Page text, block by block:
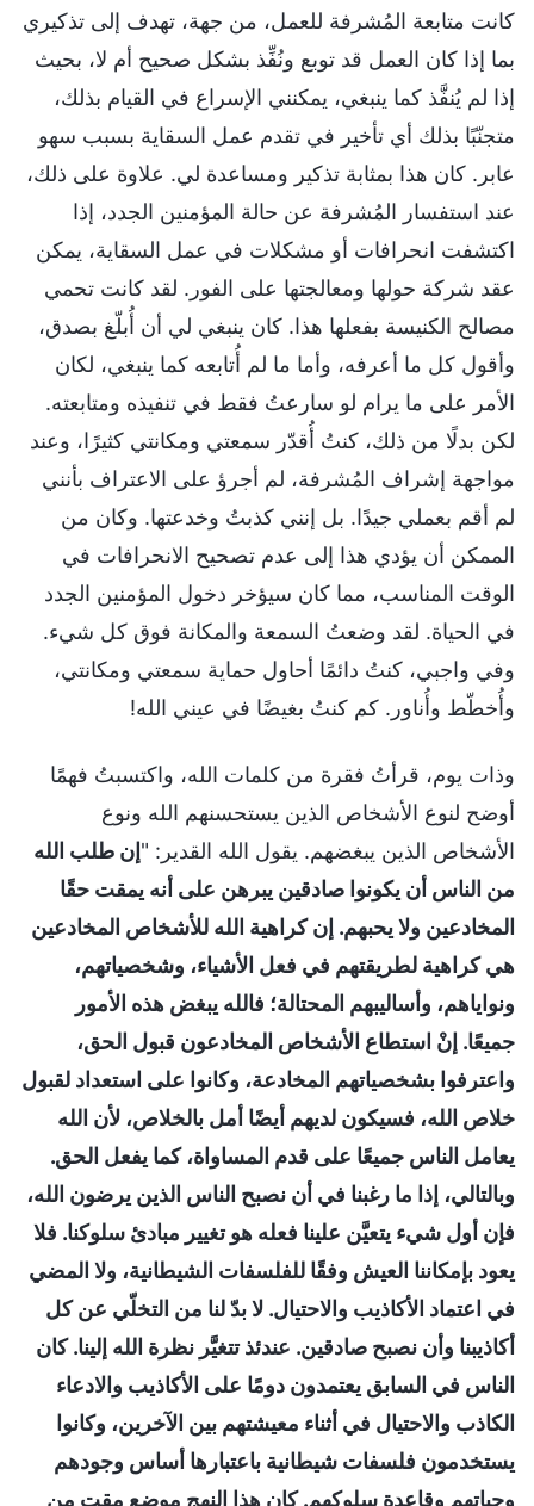
كانت متابعة المُشرفة للعمل، من جهة، تهدف إلى تذكيري
بما إذا كان العمل قد توبع ونُفِّذ بشكل صحيح أم لا، بحيث
إذا لم يُنفَّذ كما ينبغي، يمكنني الإسراع في القيام بذلك،
متجنّبًا بذلك أي تأخير في تقدم عمل السقاية بسبب سهو
عابر. كان هذا بمثابة تذكير ومساعدة لي. علاوة على ذلك،
عند استفسار المُشرفة عن حالة المؤمنين الجدد، إذا
اكتشفت انحرافات أو مشكلات في عمل السقاية، يمكن
عقد شركة حولها ومعالجتها على الفور. لقد كانت تحمي
مصالح الكنيسة بفعلها هذا. كان ينبغي لي أن أُبلّغ بصدق،
وأقول كل ما أعرفه، وأما ما لم أُتابعه كما ينبغي، لكان
الأمر على ما يرام لو سارعتُ فقط في تنفيذه ومتابعته.
لكن بدلًا من ذلك، كنتُ أُقدّر سمعتي ومكانتي كثيرًا، وعند
مواجهة إشراف المُشرفة، لم أجرؤ على الاعتراف بأنني
لم أقم بعملي جيدًا. بل إنني كذبتُ وخدعتها. وكان من
الممكن أن يؤدي هذا إلى عدم تصحيح الانحرافات في
الوقت المناسب، مما كان سيؤخر دخول المؤمنين الجدد
في الحياة. لقد وضعتُ السمعة والمكانة فوق كل شيء.
وفي واجبي، كنتُ دائمًا أحاول حماية سمعتي ومكانتي،
وأُخطّط وأُناور. كم كنتُ بغيضًا في عيني الله!
وذات يوم، قرأتُ فقرة من كلمات الله، واكتسبتُ فهمًا
أوضح لنوع الأشخاص الذين يستحسنهم الله ونوع
الأشخاص الذين يبغضهم. يقول الله القدير: "إن طلب الله
من الناس أن يكونوا صادقين يبرهن على أنه يمقت حقًا
المخادعين ولا يحبهم. إن كراهية الله للأشخاص المخادعين
هي كراهية لطريقتهم في فعل الأشياء، وشخصياتهم،
ونواياهم، وأساليبهم المحتالة؛ فالله يبغض هذه الأمور
جميعًا. إنْ استطاع الأشخاص المخادعون قبول الحق،
واعترفوا بشخصياتهم المخادعة، وكانوا على استعداد لقبول
خلاص الله، فسيكون لديهم أيضًا أمل بالخلاص، لأن الله
يعامل الناس جميعًا على قدم المساواة، كما يفعل الحق.
وبالتالي، إذا ما رغبنا في أن نصبح الناس الذين يرضون الله،
فإن أول شيء يتعيَّن علينا فعله هو تغيير مبادئ سلوكنا. فلا
يعود بإمكاننا العيش وفقًا للفلسفات الشيطانية، ولا المضي
في اعتماد الأكاذيب والاحتيال. لا بدّ لنا من التخلّي عن كل
أكاذيبنا وأن نصبح صادقين. عندئذ تتغيَّر نظرة الله إلينا. كان
الناس في السابق يعتمدون دومًا على الأكاذيب والادعاء
الكاذب والاحتيال في أثناء معيشتهم بين الآخرين، وكانوا
يستخدمون فلسفات شيطانية باعتبارها أساس وجودهم
وحياتهم وقاعدة سلوكهم. كان هذا النهج موضع مقت من